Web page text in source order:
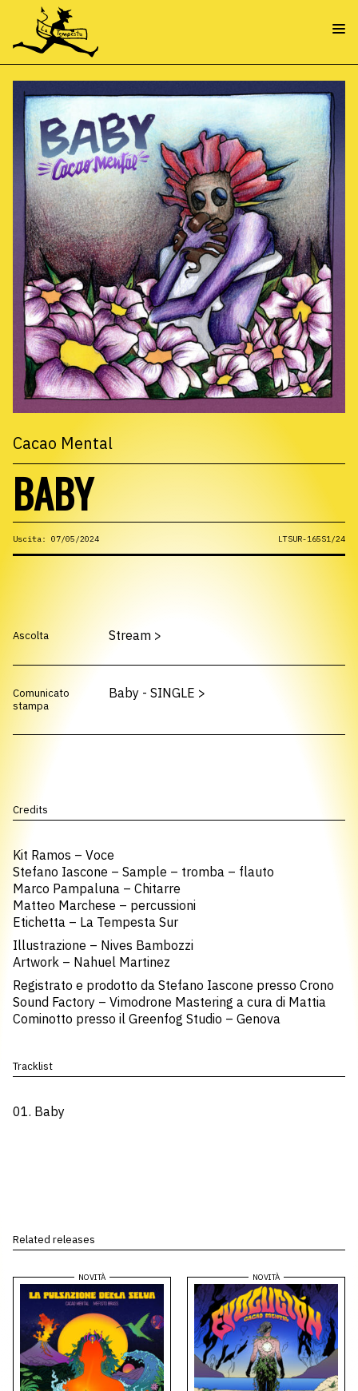
Cacao Mental
BABY
Uscita: 07/05/2024 LTSUR-165S1/24
Ascolta Stream >
Comunicato
stampa
Baby - SINGLE >
Credits
Kit Ramos – Voce
Stefano Iascone – Sample – tromba – flauto
Marco Pampaluna – Chitarre
Matteo Marchese – percussioni
Etichetta – La Tempesta Sur
Illustrazione – Nives Bambozzi
Artwork – Nahuel Martinez
Registrato e prodotto da Stefano Iascone presso Crono
Sound Factory – Vimodrone Mastering a cura di Mattia
Cominotto presso il Greenfog Studio – Genova
Tracklist
01. Baby
Related releases